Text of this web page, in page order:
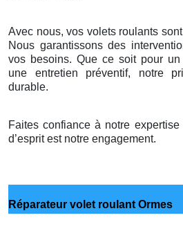
Avec nous, vos volets roulants
Nous garantissons des
vos besoins. Que ce soit pour
une entretien préventif, notre
durable.
Faites confiance à notre
d’esprit est notre engagement.
Réparateur volet roulant Ormes